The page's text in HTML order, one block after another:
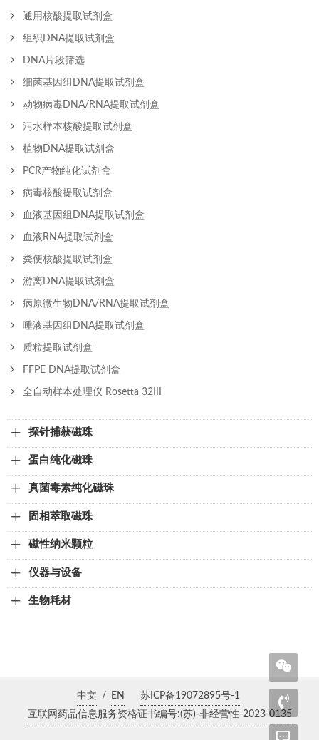
通用核酸提取试剂盒
组织DNA提取试剂盒
DNA片段筛选
细菌基因组DNA提取试剂盒
动物病毒DNA/RNA提取试剂盒
污水样本核酸提取试剂盒
植物DNA提取试剂盒
PCR产物纯化试剂盒
病毒核酸提取试剂盒
血液基因组DNA提取试剂盒
血液RNA提取试剂盒
粪便核酸提取试剂盒
游离DNA提取试剂盒
病原微生物DNA/RNA提取试剂盒
唾液基因组DNA提取试剂盒
质粒提取试剂盒
FFPE DNA提取试剂盒
全自动样本处理仪 Rosetta 32III
探针捕获磁珠
蛋白纯化磁珠
真菌毒素纯化磁珠
固相萃取磁珠
磁性纳米颗粒
仪器与设备
生物耗材
中文 / EN
苏ICP备19072895号-1
互联网药品信息服务资格证书编号:(苏)-非经营性-2023-0135